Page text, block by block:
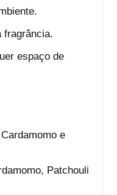
fragrância.
espaço de
e
Patchouli